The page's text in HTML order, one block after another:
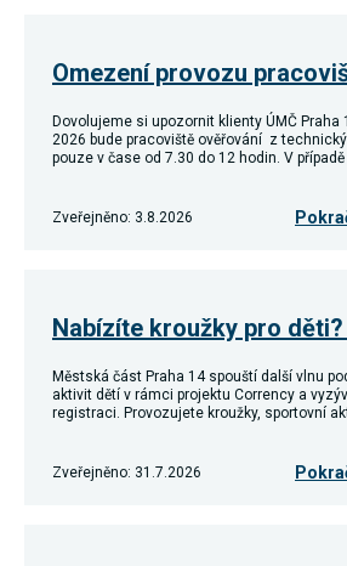
Omezení provozu
Dovolujeme si upozornit klienty ÚMČ Praha
2026 bude pracoviště ověřování z
pouze v čase od 7.30 do 12 hodin. V
Zveřejněno: 3.8.2026
Nabízíte kroužky pro
Městská část Praha 14 spouští další vlnu
aktivit dětí v rámci projektu Corrency a
registraci. Provozujete kroužky, sportovní
Zveřejněno: 31.7.2026